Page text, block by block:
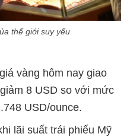
thế giới suy yếu
vàng hôm nay giao
8 USD so với mức
USD/ounce.
lãi suất trái phiếu Mỹ